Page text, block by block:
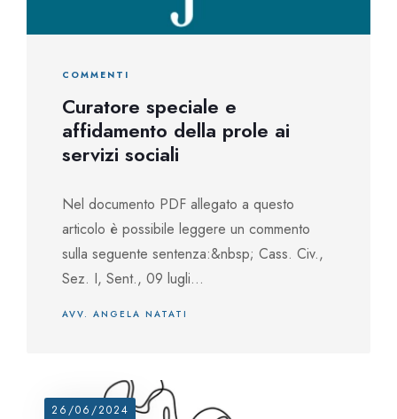
COMMENTI
Curatore speciale e
affidamento della prole ai
servizi sociali
Nel documento PDF allegato a questo
articolo è possibile leggere un commento
sulla seguente sentenza:&nbsp; Cass. Civ.,
Sez. I, Sent., 09 lugli...
AVV. ANGELA NATATI
26/06/2024